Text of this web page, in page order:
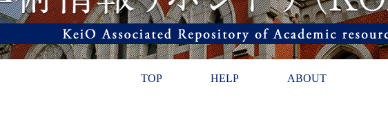
TOP HELP ABOUT